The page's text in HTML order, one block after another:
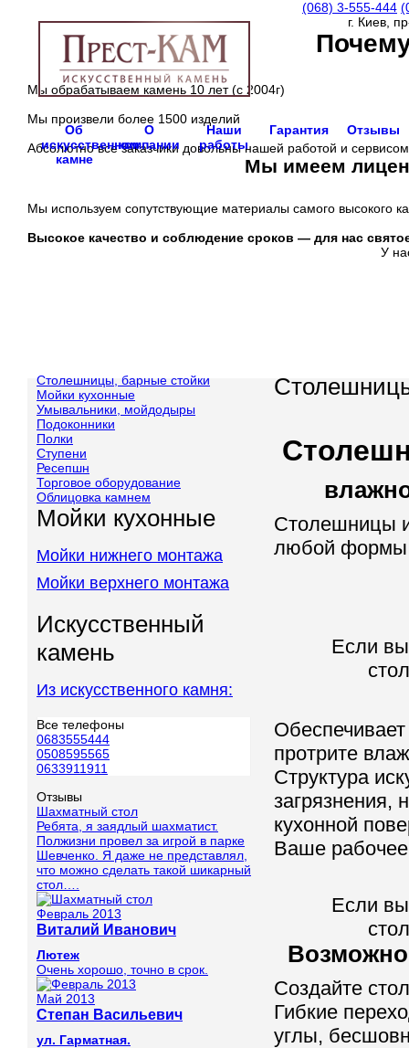
Об
искусственном
камне
О
компании
Наши
работы
Гарантия Отзывы
(068) 3-555-444
г. Киев,
Мы обрабатываем камень 10 лет (с 2004г)
Мы произвели более 1500 изделий
Абсолютно все заказчики довольны нашей работой и сервисом
Мы имеем
Мы используем сопутствующие материалы самого высокого
Высокое качество и соблюдение сроков — для нас
У
Столешницы
любой формы,
Если вы
протрите
Структура
загрязнения,
кухонной
Ваше
Если вы
Создайте
Гибкие
углы,
Столешницы, барные стойки
Мойки кухонные
Умывальники, мойдодыры
Подоконники
Полки
Ступени
Ресепшн
Торговое оборудование
Облицовка камнем
Мойки кухонные
Мойки нижнего монтажа
Мойки верхнего монтажа
Искусственный
камень
Из искусственного камня:
Все телефоны
0683555444
0508595565
0633911911
Отзывы
Шахматный стол
Ребята, я заядлый шахматист.
Полжизни провел за игрой в парке
Шевченко. Я даже не представлял,
что можно сделать такой шикарный
стол….
Февраль 2013
Виталий Иванович
Лютеж
Очень хорошо, точно в срок.
Май 2013
Степан Васильевич
ул. Гарматная.